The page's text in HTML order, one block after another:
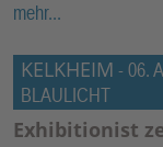
mehr...
KELKHEIM - 06.
BLAULICHT
Exhibitionist